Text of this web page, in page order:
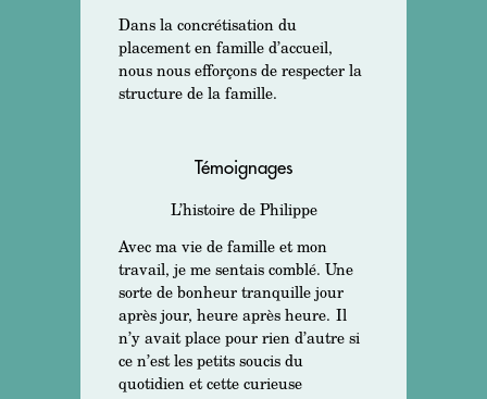
Dans la concrétisation du
placement en famille d’accueil,
nous nous efforçons de respecter la
structure de la famille.
Témoignages
L’histoire de Philippe
Avec ma vie de famille et mon
travail, je me sentais comblé. Une
sorte de bonheur tranquille jour
après jour, heure après heure. Il
n’y avait place pour rien d’autre si
ce n’est les petits soucis du
quotidien et cette curieuse